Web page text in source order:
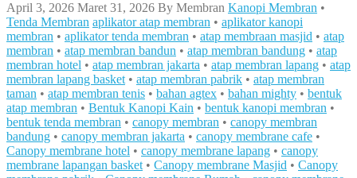
April 3, 2026 Maret 31, 2026 By Membran Kanopi Membran •
Tenda Membran aplikator atap membran • aplikator kanopi
membran • aplikator tenda membran • atap membraan masjid • atap
membran • atap membran bandun • atap membran bandung • atap
membran hotel • atap membran jakarta • atap membran lapang • atap
membran lapang basket • atap membran pabrik • atap membran
taman • atap membran tenis • bahan agtex • bahan mighty • bentuk
atap membran • Bentuk Kanopi Kain • bentuk kanopi membran •
bentuk tenda membran • canopy membran • canopy membran
bandung • canopy membran jakarta • canopy membrane cafe •
Canopy membrane hotel • canopy membrane lapang • canopy
membrane lapangan basket • Canopy membrane Masjid • Canopy